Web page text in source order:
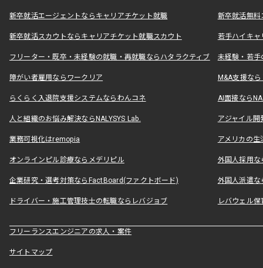
新卒就活エージェントならキャリアチケット就職 新卒就活無料
新卒就活スカウトならキャリアチケット就職スカウト 若手ハイキ
フリーター・既卒・未経験の就職・再就職ならハタラクティブ 未経験・若手
障がい者雇用ならワークリア M&A支援な
らくらく入退院支援システムならわんコネ AI面接なら
人と組織のお悩み解決ならNALYSYS Lab. アジャイル
業務可視化はremopia アメリカの
オンラインピル診療ならメデリピル 外国人採用
企業研究・選考対策ならFactBoard(ファクトボード) 外国人派遣な
ドライバー・施工管理技士の転職ならレバジョブ レバウェル
フリーランスエンジニアの求人・案件
サイトマップ